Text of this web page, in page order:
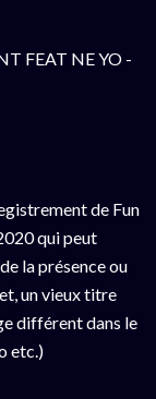
FEAT NE YO -
de Fun
qui peut
la présence ou
un vieux titre
différent dans le
etc.)